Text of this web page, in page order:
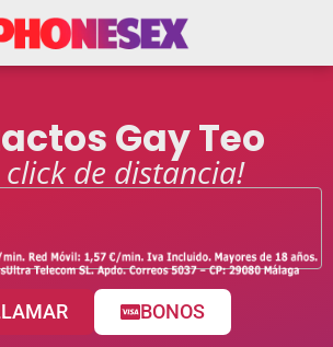
Gay Teo
click de distancia!
BONOS